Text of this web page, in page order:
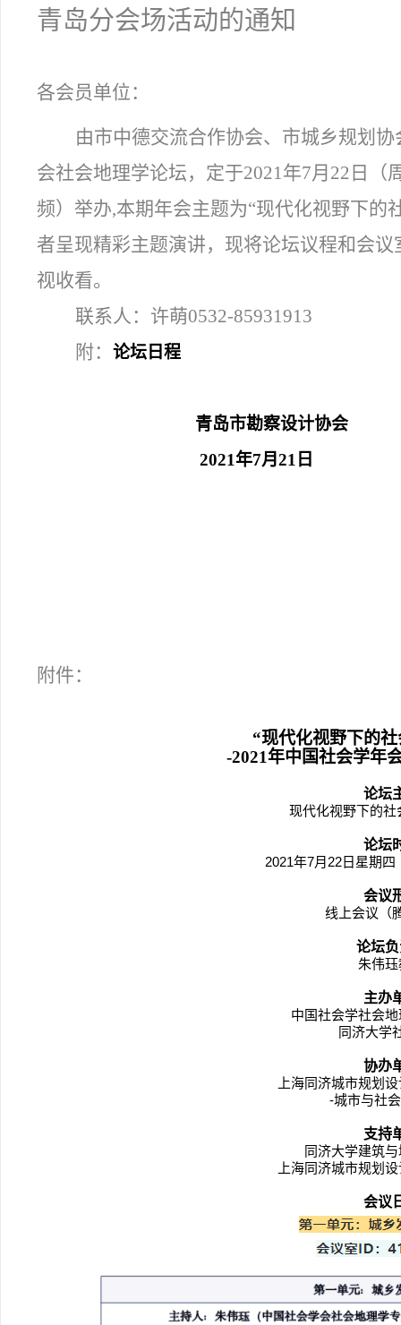
青岛分会场活动的通知
各会员单位：
由市中德交流合作协会、市城乡规划
会社会地理学论坛，定于2021年7月22日（
频）举办,本期年会主题为“现代化视野下的
者呈现精彩主题演讲，现将论坛议程和会
视收看。
联系人：许萌0532-85931913
附： 论坛日程
青岛市勘察设计协会
2021年7月21日
附件：
“现代化视野下的
-2021年中国社会学年
论坛
现代化视野下的社
论坛
2021年7月22日星期四
会议
线上会议（
论坛
朱伟
主办
中国社会学社会
同济大学
协办
上海同济城市规划
-城市与社
支持
同济大学建筑
上海同济城市规划
会议